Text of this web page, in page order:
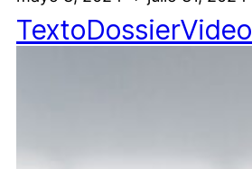
TextoDossierVideo